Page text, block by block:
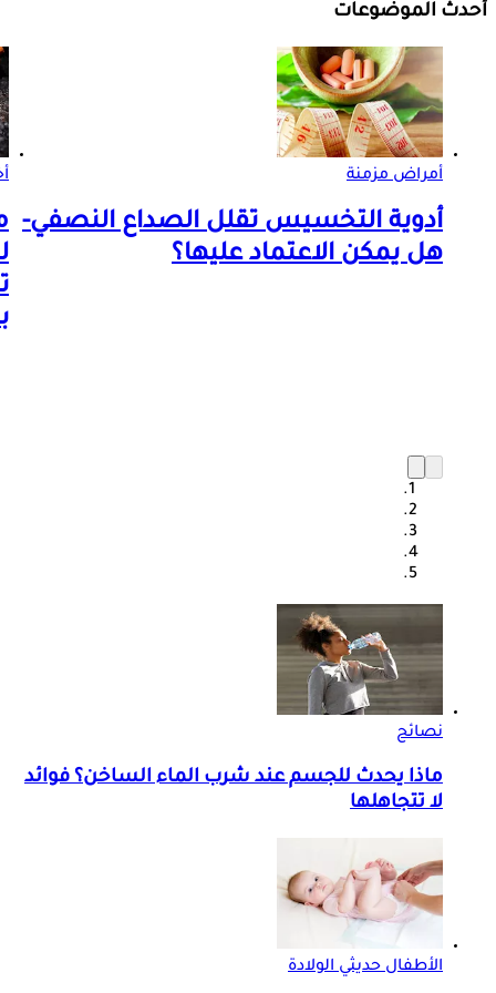
أحدث الموضوعات
أمراض مزمنة
أدوية التخسيس تقلل الصداع النصفي-
هل يمكن الاعتماد عليها؟
نصائح
ماذا يحدث للجسم عند شرب الماء الساخن؟ فوائد
لا تتجاهلها
الأطفال حديثي الولادة